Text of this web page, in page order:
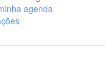
agenda